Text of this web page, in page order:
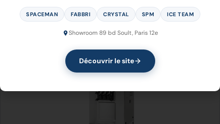
6228A-C 6235A-C 6240
SPACEMAN FABBRI CRYSTAL SPM ICE TEAM
Showroom 89 bd Soult, Paris 12e
Découvrir le site